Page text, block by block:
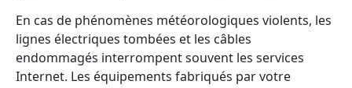
En cas de phénomènes météorologiques violents, les
lignes électriques tombées et les câbles
endommagés interrompent souvent les services
Internet. Les équipements fabriqués par votre